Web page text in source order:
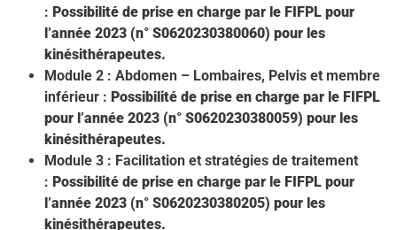
: Possibilité de prise en charge par le FIFPL pour
l’année 2023 (n° S0620230380060) pour les
kinésithérapeutes.
Module 2 : Abdomen – Lombaires, Pelvis et membre
inférieur : Possibilité de prise en charge par le FIFPL
pour l’année 2023 (n° S0620230380059) pour les
kinésithérapeutes.
Module 3 : Facilitation et stratégies de traitement
: Possibilité de prise en charge par le FIFPL pour
l’année 2023 (n° S0620230380205) pour les
kinésithérapeutes.